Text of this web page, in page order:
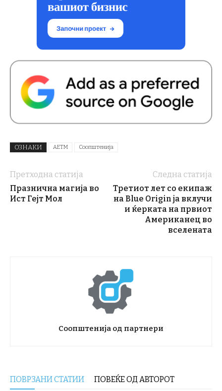
ОЗНАКИ АЕТМ Соопштенија
Претходна статија
Празнична магија во
Ист Гејт Мол
Следна статија
Третиот лет со екипаж
на Blue Origin ја вклучи
и ќерката на првиот
Американец во
вселената
Соопштенија од партнери
ПОВРЗАНИ СТАТИИ ПОВЕЌЕ ОД АВТОРОТ